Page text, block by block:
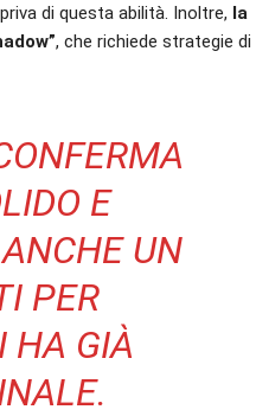
di questa abilità. Inoltre, la
, che richiede strategie di
E
UN
PER
HA GIÀ